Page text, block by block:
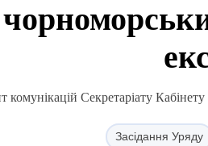
комунікацій Секретаріату
Засідання Уряду